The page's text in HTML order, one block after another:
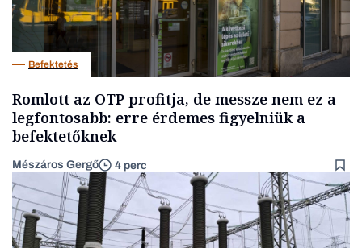
Befektetés
Romlott az OTP profitja, de messze nem ez a
legfontosabb: erre érdemes figyelniük a
befektetőknek
Mészáros Gergő 4 perc